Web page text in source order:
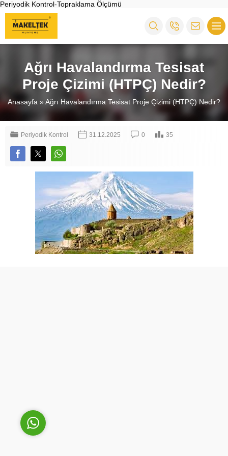
Periyodik Kontrol-Topraklama Ölçümü
Ağrı Havalandırma Tesisat
Proje Çizimi (HTPÇ) Nedir?
Anasayfa » Ağrı Havalandırma Tesisat Proje Çizimi (HTPÇ) Nedir?
Periyodik Kontrol 31.12.2025 0 35